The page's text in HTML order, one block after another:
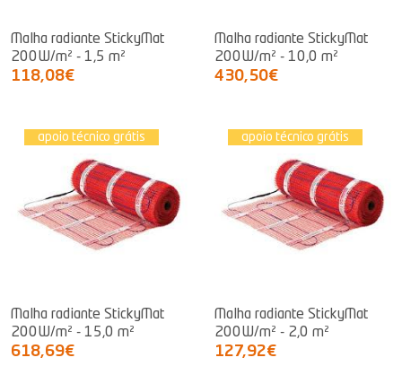
Malha radiante StickyMat
200W/m² - 1,5 m²
118,08€
Malha radiante StickyMat
200W/m² - 10,0 m²
430,50€
apoio técnico grátis
Malha radiante StickyMat
200W/m² - 15,0 m²
618,69€
apoio técnico grátis
Malha radiante StickyMat
200W/m² - 2,0 m²
127,92€